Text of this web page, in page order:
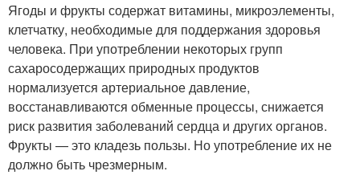
Ягоды и фрукты содержат витамины, микроэлементы,
клетчатку, необходимые для поддержания здоровья
человека. При употреблении некоторых групп
сахаросодержащих природных продуктов
нормализуется артериальное давление,
восстанавливаются обменные процессы, снижается
риск развития заболеваний сердца и других органов.
Фрукты — это кладезь пользы. Но употребление их не
должно быть чрезмерным.